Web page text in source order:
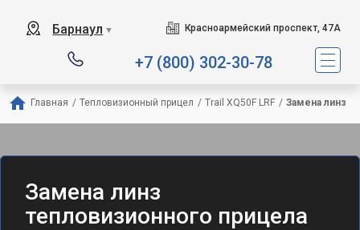
Барнаул ▼ Красноармейский проспект, 47А
+7 (800) 302-30-78
Главная / Тепловизионный прицел / Trail XQ50F LRF / Замена линз
Замена линз
тепловизионного прицела